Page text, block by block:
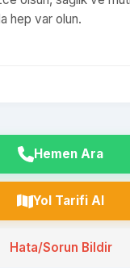
hep var olun.
Hemen Ara
Yol Tarifi Al
Hata/Sorun Bildir